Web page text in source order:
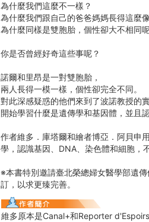
為什麼我們這麼不一樣？
為什麼我們跟自己的爸爸媽媽長得這麼
為什麼同樣是雙胞胎，個性卻大不相同
你是否曾經好奇這些事呢？
諾爾和里昂是一對雙胞胎，
兩人長得一模一樣，個性卻完全不同。
對此深感疑惑的他們來到了波諾教授的
開始學習什麼是遺傳學和基因體，並
作者維多．庫塔爾和繪者博亞．阿貝申
學，認識基因、DNA、染色體和細胞，
※本書特別邀請臺北榮總婦女醫學部遺
訂，以求更臻完善。
維多原本是Canal+和Reporter